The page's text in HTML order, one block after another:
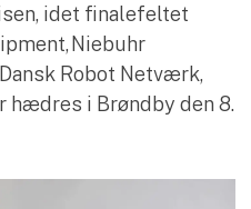
idet finalefeltet
Niebuhr
Robot Netværk,
hædres i Brøndby den 8.